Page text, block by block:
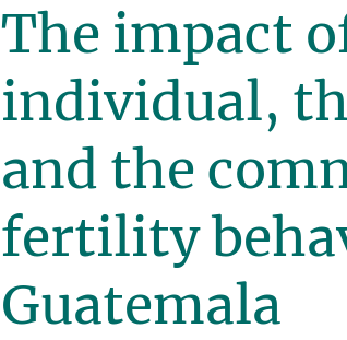
The impact
individual,
and the
fertility
Guatemala